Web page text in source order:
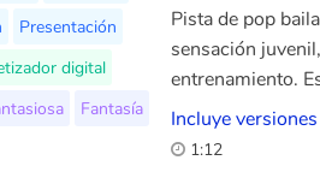
Presentación
digital
Fantasía
Pista de pop
sensación
entrenamiento.
Incluye
1:12